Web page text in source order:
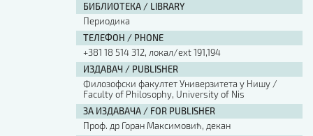
БИБЛИОТЕКА / LIBRARY
Периодика
ТЕЛЕФОН / PHONE
+381 18 514 312, локал/ext 191,194
ИЗДАВАЧ / PUBLISHER
Филозофски факултет Универзитета у Нишу /
Faculty of Philosophy, University of Nis
ЗА ИЗДАВАЧА / FOR PUBLISHER
Проф. др Горан Максимовић, декан